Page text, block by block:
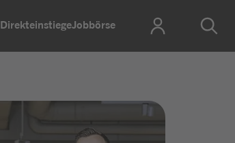
DirekteinstiegeJobbörse